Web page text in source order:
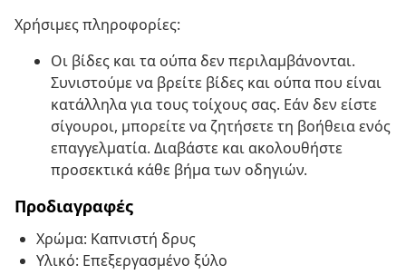
Χρήσιμες πληροφορίες:
Οι βίδες και τα ούπα δεν περιλαμβάνονται.
Συνιστούμε να βρείτε βίδες και ούπα που είναι
κατάλληλα για τους τοίχους σας. Εάν δεν είστε
σίγουροι, μπορείτε να ζητήσετε τη βοήθεια ενός
επαγγελματία. Διαβάστε και ακολουθήστε
προσεκτικά κάθε βήμα των οδηγιών.
Προδιαγραφές
Χρώμα: Καπνιστή δρυς
Υλικό: Επεξεργασμένο ξύλο